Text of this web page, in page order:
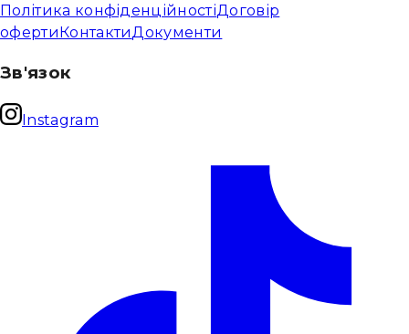
Політика конфіденційностіДоговір
офертиКонтактиДокументи
Зв'язок
Instagram